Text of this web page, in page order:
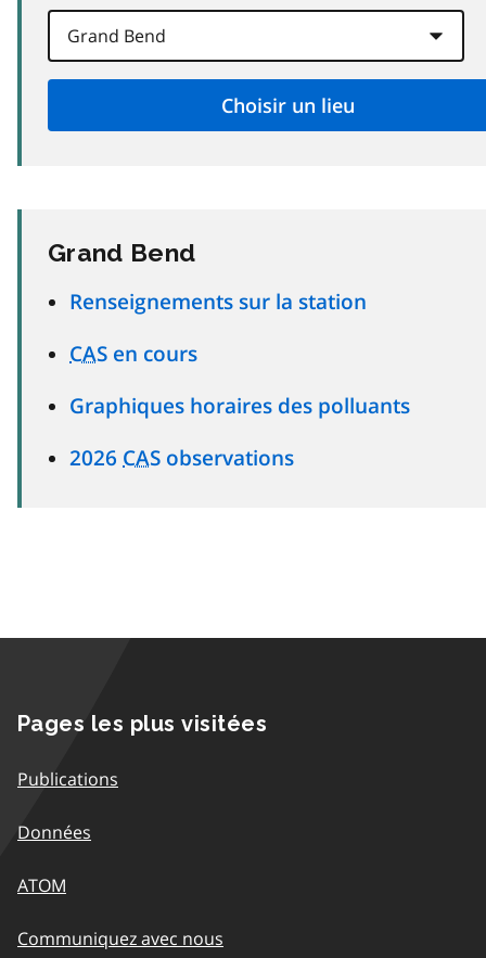
Grand Bend
Renseignements sur la station
CAS en cours
Graphiques horaires des polluants
2026 CAS observations
Pages les plus visitées
Publications
Données
ATOM
Communiquez avec nous